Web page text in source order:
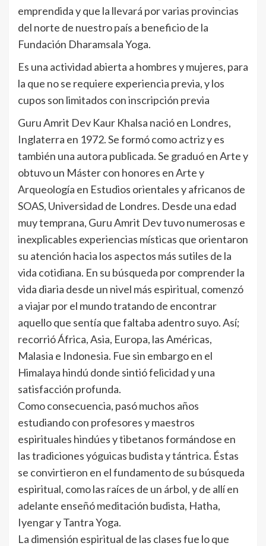
emprendida y que la llevará por varias provincias
del norte de nuestro país a beneficio de la
Fundación Dharamsala Yoga.
Es una actividad abierta a hombres y mujeres, para
la que no se requiere experiencia previa, y los
cupos son limitados con inscripción previa
Guru Amrit Dev Kaur Khalsa nació en Londres,
Inglaterra en 1972. Se formó como actriz y es
también una autora publicada. Se graduó en Arte y
obtuvo un Máster con honores en Arte y
Arqueología en Estudios orientales y africanos de
SOAS, Universidad de Londres. Desde una edad
muy temprana, Guru Amrit Dev tuvo numerosas e
inexplicables experiencias místicas que orientaron
su atención hacia los aspectos más sutiles de la
vida cotidiana. En su búsqueda por comprender la
vida diaria desde un nivel más espiritual, comenzó
a viajar por el mundo tratando de encontrar
aquello que sentía que faltaba adentro suyo. Así;
recorrió África, Asia, Europa, las Américas,
Malasia e Indonesia. Fue sin embargo en el
Himalaya hindú donde sintió felicidad y una
satisfacción profunda.
Como consecuencia, pasó muchos años
estudiando con profesores y maestros
espirituales hindúes y tibetanos formándose en
las tradiciones yóguicas budista y tántrica. Éstas
se convirtieron en el fundamento de su búsqueda
espiritual, como las raíces de un árbol, y de allí en
adelante enseñó meditación budista, Hatha,
Iyengar y Tantra Yoga.
La dimensión espiritual de las clases fue lo que